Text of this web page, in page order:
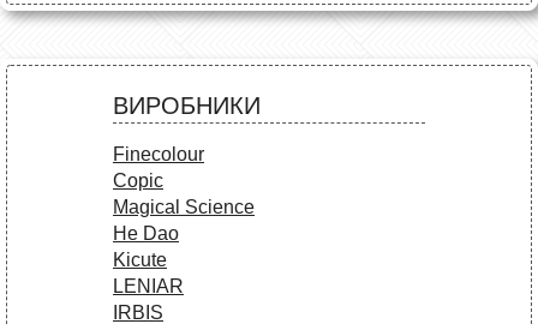
ВИРОБНИКИ
Finecolour
Copic
Magical Science
He Dao
Kicute
LENIAR
IRBIS